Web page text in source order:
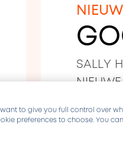
NIEUW
SALLY
to give you full control over
preferences to choose. You